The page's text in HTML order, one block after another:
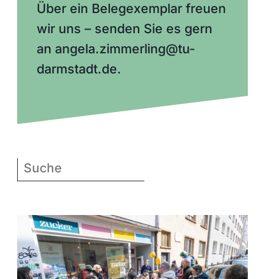
Über ein Belegexemplar freuen
wir uns – senden Sie es gern
an angela.zimmerling@tu-
darmstadt.de.